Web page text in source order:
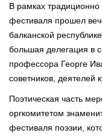
В рамках традиционно
фестиваля прошел
балканской
большая делегация в
профессора Георге
советников, деятелей
Поэтическая часть
оргкомитетом
фестиваля поэзии,